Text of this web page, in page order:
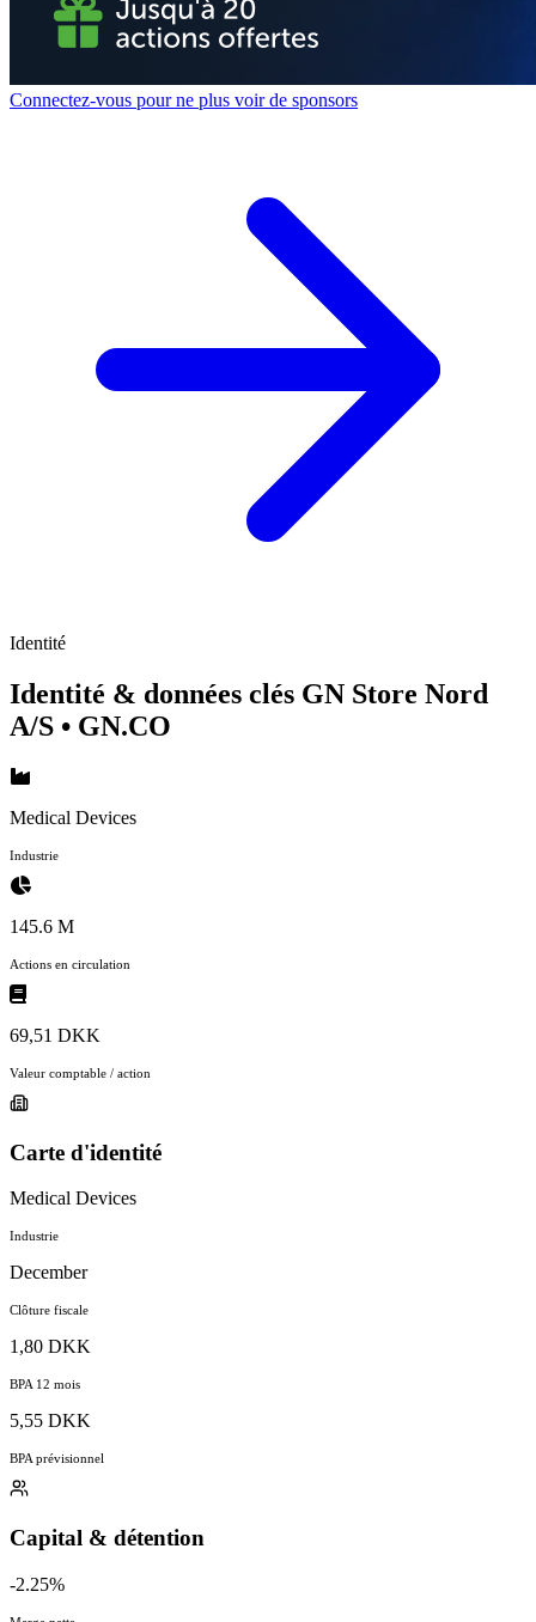
Connectez-vous pour ne plus voir de sponsors
Identité
Identité & données clés GN Store Nord
A/S • GN.CO
Medical Devices
Industrie
145.6 M
Actions en circulation
69,51 DKK
Valeur comptable / action
Carte d'identité
Medical Devices
Industrie
December
Clôture fiscale
1,80 DKK
BPA 12 mois
5,55 DKK
BPA prévisionnel
Capital & détention
-2.25%